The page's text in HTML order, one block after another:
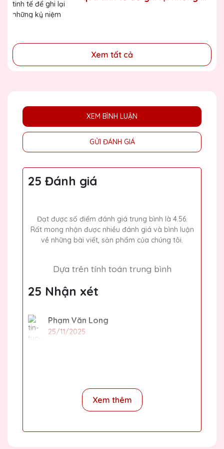
đã cống hiến, đóng góp cho doanh nghiệp, cho cộng
đồng
Xem tất cả
XEM BÌNH LUẬN
GỬI ĐÁNH GIÁ
25 Đánh giá
Đạt được số điểm đánh giá trung bình là 4.56.
Rất mong nhận được nhiều đánh giá và bình luận
về những bài viết, sản phẩm của chúng tôi.
Dựa trên tính toán trung bình
25 Nhận xét
Phạm Văn Long
25/11/2025
25/11/2025
Xem thêm